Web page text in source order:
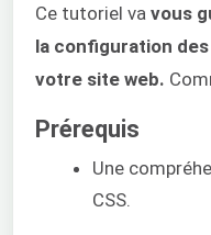
Ce tutoriel va vous
la configuration
votre site web.
Prérequis
Une
CSS.